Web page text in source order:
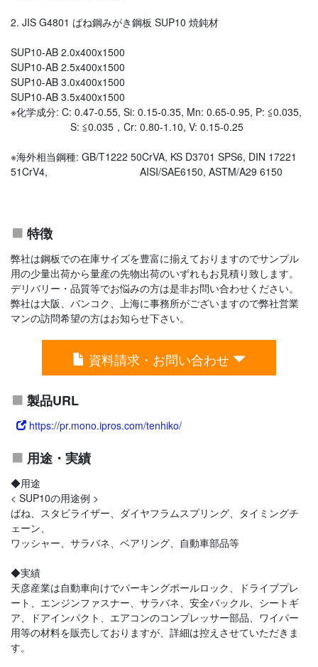
2. JIS G4801 ばね鋼みがき鋼板 SUP10 焼鈍材
SUP10-AB 2.0x400x1500
SUP10-AB 2.5x400x1500
SUP10-AB 3.0x400x1500
SUP10-AB 3.5x400x1500
※化学成分: C: 0.47-0.55, Si: 0.15-0.35, Mn: 0.65-0.95, P: ≦0.035,
S: ≦0.035，Cr: 0.80-1.10, V: 0.15-0.25
※海外相当鋼種: GB/T1222 50CrVA, KS D3701 SPS6, DIN 17221
51CrV4, AISI/SAE6150, ASTM/A29 6150
特徴
弊社は鋼板での在庫サイズを豊富に揃えておりますのでサンプル
用の少量出荷から量産の先物出荷のいずれもお見積り致します。
デリバリー・品質等でお悩みの方は是非お問い合わせください。
弊社は大阪、バンコク、上海に事務所がございますので弊社営業
マンの訪問希望の方はお知らせ下さい。
資料請求・お問い合わせ
製品URL
https://pr.mono.ipros.com/tenhiko/
用途・実績
◆用途
< SUP10の用途例 >
ばね、スタビライザー、ダイヤフラムスプリング、タイミングチ
ェーン、
ワッシャー、サラバネ、ベアリング、自動車部品等
◆実績
天彦産業は自動車向けでパーキングポールロック、ドライブプレ
ート、エンジンファスナー、サラバネ、安全バックル、シートギ
ア、ドアインパクト、エアコンのコンプレッサー部品、ワイパー
用等の材料を販売しておりますが、詳細は控えさせていただきま
す。